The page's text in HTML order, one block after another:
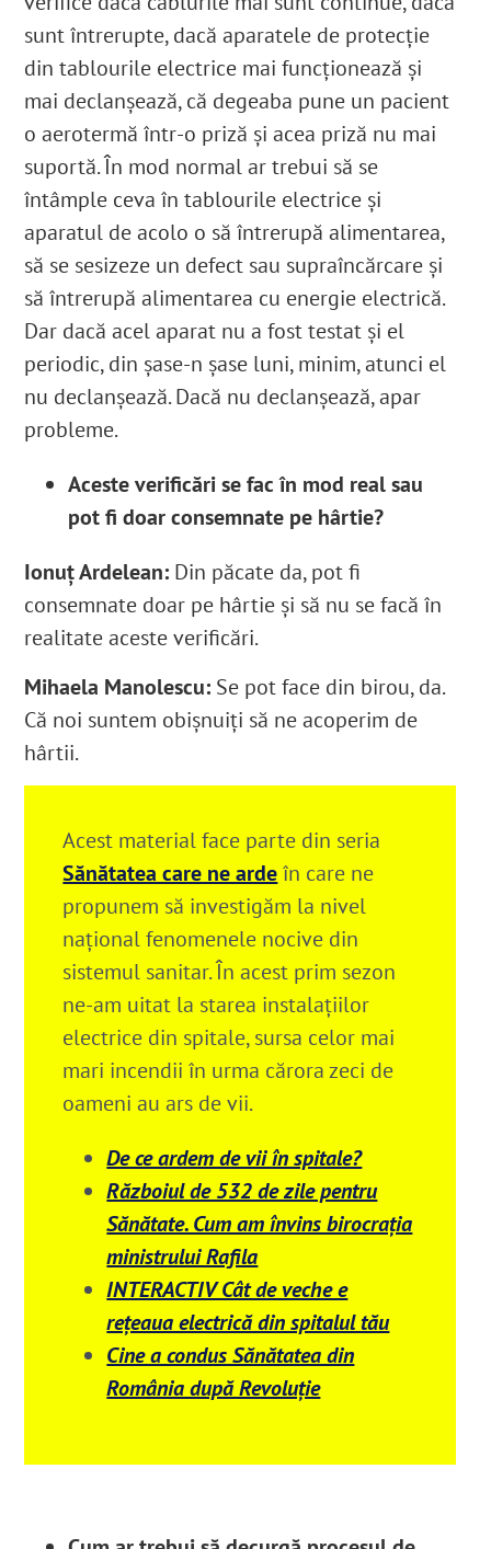
sunt întrerupte, dacă aparatele de protecție
din tablourile electrice mai funcționează și
mai declanșează, că degeaba pune un pacient
o aerotermă într-o priză și acea priză nu mai
suportă. În mod normal ar trebui să se
întâmple ceva în tablourile electrice și
aparatul de acolo o să întrerupă alimentarea,
să se sesizeze un defect sau supraîncărcare și
să întrerupă alimentarea cu energie electrică.
Dar dacă acel aparat nu a fost testat și el
periodic, din șase-n șase luni, minim, atunci el
nu declanșează. Dacă nu declanșează, apar
probleme.
Aceste verificări se fac în mod real sau
pot fi doar consemnate pe hârtie?
Ionuț Ardelean: Din păcate da, pot fi
consemnate doar pe hârtie și să nu se facă în
realitate aceste verificări.
Mihaela Manolescu: Se pot face din birou, da.
Că noi suntem obișnuiți să ne acoperim de
hârtii.
Acest material face parte din seria
Sănătatea care ne ardeîn care ne
propunem să investigăm la nivel
național fenomenele nocive din
sistemul sanitar. În acest prim sezon
ne-am uitat la starea instalațiilor
electrice din spitale, sursa celor mai
mari incendii în urma cărora zeci de
oameni au ars de vii.
De ce ardem de vii în spitale?
Războiul de 532 de zile pentru
Sănătate. Cum am învins birocrația
ministrului Rafila
INTERACTIV Cât de veche e
rețeaua electrică din spitalul tău
Cine a condus Sănătatea din
România după Revoluție